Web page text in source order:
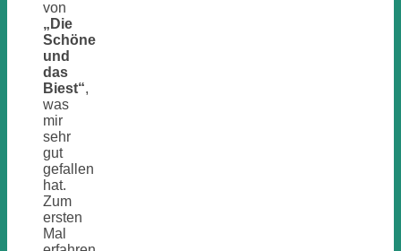
von
„Die
Schöne
und
das
Biest“,
was
mir
sehr
gut
gefallen
hat.
Zum
ersten
Mal